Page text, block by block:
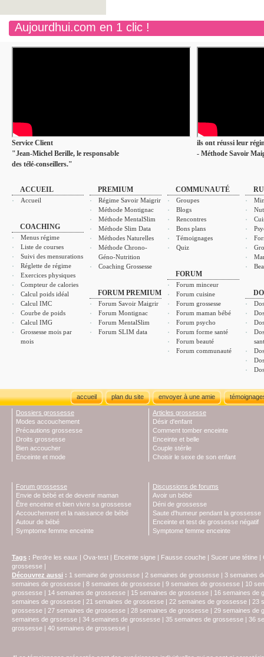
Aujourdhui.com en 1 clic !
Service Client
"Jean-Michel Berille, le responsable
des télé-conseillers."
ils ont réussi leur
- Méthode Savoir
ACCUEIL
Accueil
COACHING
Menus régime
Liste de courses
Suivi des mensurations
Réglette de régime
Exercices physiques
Compteur de calories
Calcul poids idéal
Calcul IMC
Courbe de poids
Calcul IMG
Grossesse mois par
mois
PREMIUM
Régime Savoir Maigrir
Méthode Montignac
Méthode MentalSlim
Méthode Slim Data
Méthodes Naturelles
Méthode Chrono-
Géno-Nutrition
Coaching Grossesse
FORUM PREMIUM
Forum Savoir Maigrir
Forum Montignac
Forum MentalSlim
Forum SLIM data
COMMUNAUTÉ
Groupes
Blogs
Rencontres
Bons plans
Témoignages
Quiz
FORUM
Forum minceur
Forum cuisine
Forum grossesse
Forum maman bébé
Forum psycho
Forum forme santé
Forum beauté
Forum communauté
accueil plan du site envoyer à une amie
Dossiers grossesse
Modes accouchement
Précautions grossesse
Droits grossesse
Bien accoucher
Enceinte et mode
Articles grossesse
Désir d'enfant
Comment tomber enceinte
Enceinte et belle
Couple stérile
Choisir le sexe de son enfant
Forum grossesse
Envie de bébé et de devenir maman
Être enceinte et bien vivre sa grossesse
Accouchement et la naissance de bébé
Autour de bébé
Symptome femme enceinte
Discussions de forums
Avoir un bébé
Déni de grossesse
Saute d'humeur pendant la grossesse
Enceinte et test de grossesse négatif
Symptome femme enceinte
Tags : Perdre les eaux | Ova-test | Enceinte signe | Fausse couche | Sucer une tétine |
grossesse |
Découvrez aussi : 1 semaine de grossesse | 2 semaines de grossesse | 3 semaines
semaines de grossesse | 8 semaines de grossesse | 9 semaines de grossesse | 10
grossesse | 14 semaines de grossesse | 15 semaines de grossesse | 16 semaines de
semaines de grossesse | 21 semaines de grossesse | 22 semaines de grossesse | 23
grossesse | 27 semaines de grossesse | 28 semaines de grossesse | 29 semaines de
semaines de grssesse | 34 semaines de grossesse | 35 semaines de grossesse | 36
grossesse | 40 semaines de grossesse |